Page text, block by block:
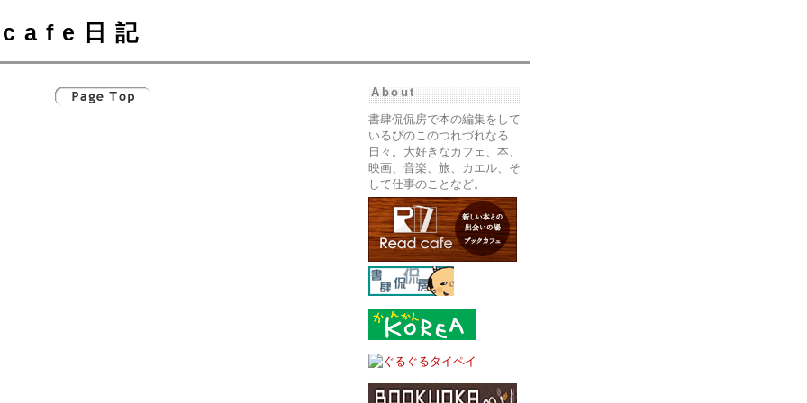
cafe日記
About
書肆侃侃房で本の編集をして
いるぴのこのつれづれなる
日々。大好きなカフェ、本、
映画、音楽、旅、カエル、そ
して仕事のことなど。